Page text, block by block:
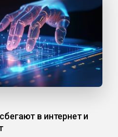
в интернет и